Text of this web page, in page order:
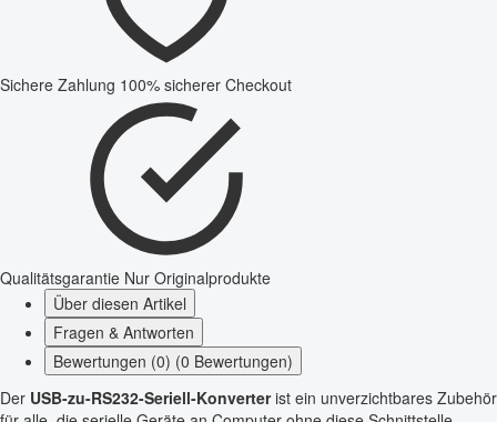
Sichere Zahlung 100% sicherer Checkout
Qualitätsgarantie Nur Originalprodukte
Über diesen Artikel
Fragen & Antworten
Bewertungen (0) (0 Bewertungen)
Der USB-zu-RS232-Seriell-Konverterist ein unverzichtbares Zubehör